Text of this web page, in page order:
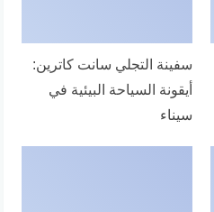
سفينة التجلي سانت كاترين:
أيقونة السياحة البيئية في
سيناء